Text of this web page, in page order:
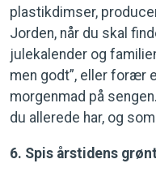
plastikdimser,
Jorden, når du skal
julekalender og
men godt”, eller forær
morgenmad på
du allerede har, og
6. Spis årstidens